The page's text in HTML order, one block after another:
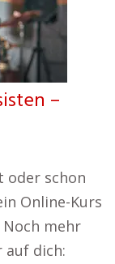
–
oder schon
Online-Kurs
mehr
auf dich: